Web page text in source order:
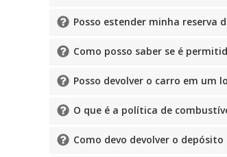
Posso estender minha reserva
Como posso saber se é
Posso devolver o carro em um
O que é a política de
Como devo devolver o